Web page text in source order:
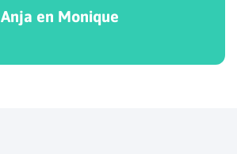
Anja en Monique